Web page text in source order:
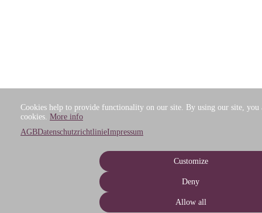
Cookies help to provide functionality on our site. By using our site, you
cookies. More info
AGBDatenschutzrichtlinieImpressum
Customize
Deny
Allow all